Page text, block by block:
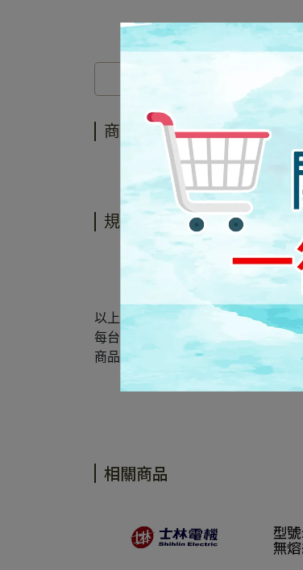
商品介紹
規格說明
以上規格資料若有任何錯誤，以原
每台電腦螢幕因設定及廠牌的不同
商品難免會有色差及個人感官認知
相關商品